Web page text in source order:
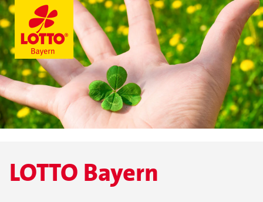
LOTTO Bayern